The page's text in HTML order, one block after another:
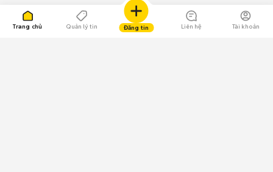
Trang chủ Quản lý tin Đăng tin Liên hệ Tài khoản